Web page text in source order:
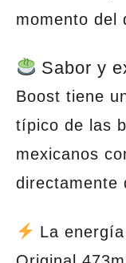
momento del
Sabor y
Boost tiene
típico de las
mexicanos
directamente
La